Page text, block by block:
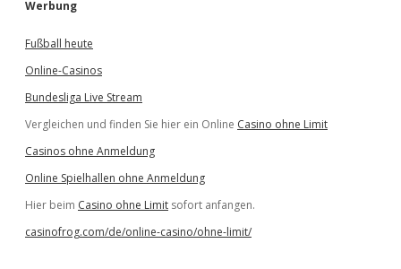
Werbung
Fußball heute
Online-Casinos
Bundesliga Live Stream
Vergleichen und finden Sie hier ein Online Casino ohne Limit
Casinos ohne Anmeldung
Online Spielhallen ohne Anmeldung
Hier beim Casino ohne Limit sofort anfangen.
casinofrog.com/de/online-casino/ohne-limit/